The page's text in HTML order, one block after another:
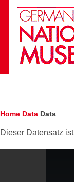
Skip to main
Breadcrumb
Home Data Data
Dieser Datensatz